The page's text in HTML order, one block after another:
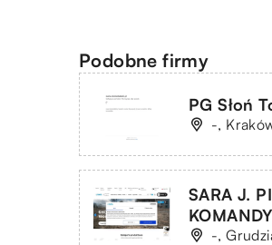
Podobne firmy
PG Słoń
-,
SARA J.
-,